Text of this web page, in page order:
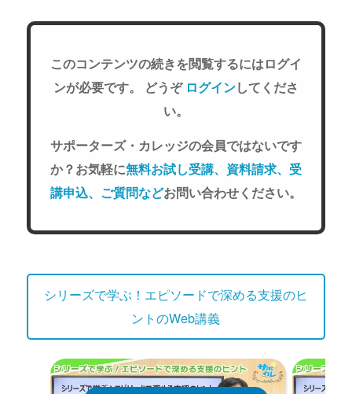
このコンテンツの続きを閲覧するにはログイ
ンが必要です。 どうぞ ログインしてくださ
い。
サポーターズ・カレッジの会員ではないです
か？お気軽に無料お試し受講、資料請求、受
講申込、ご質問などお問い合わせください。
シリーズで学ぶ！エピソードで深める支援のヒ
ントのWeb講義